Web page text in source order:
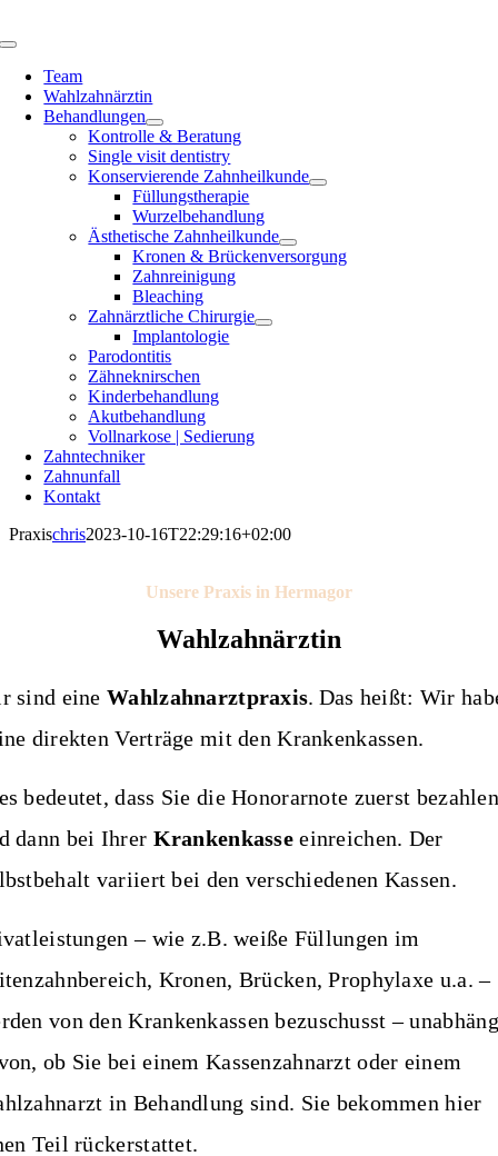
Inhalt
Toggle
Navigation
Team
Wahlzahnärztin
Behandlungen
Kontrolle & Beratung
Single visit dentistry
Konservierende Zahnheilkunde
Füllungstherapie
Wurzelbehandlung
Ästhetische Zahnheilkunde
Kronen & Brückenversorgung
Zahnreinigung
Bleaching
Zahnärztliche Chirurgie
Implantologie
Parodontitis
Zähneknirschen
Kinderbehandlung
Akutbehandlung
Vollnarkose | Sedierung
Zahntechniker
Zahnunfall
Kontakt
Praxischris2023-10-16T22:29:16+02:00
Unsere Praxis in Hermagor
Wahlzahnärztin
sind eineWahlzahnarztpraxis. Das heißt: Wir
direkten Verträge mit den Krankenkassen.
bedeutet, dass Sie dieHonorarnote zuerst bezahlen
dann bei Ihrer Krankenkasseeinreichen. Der
variiert bei den verschiedenen Kassen.
– wie z.B. weiße Füllungen im
Kronen, Brücken, Prophylaxe u.a. –
von den Krankenkassen bezuschusst –
ob Sie bei einem Kassenzahnarzt oder einem
in Behandlung sind. Sie bekommen hier
Teil rückerstattet.